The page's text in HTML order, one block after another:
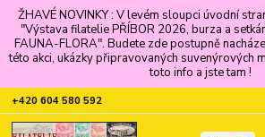
ŽHAVÉ NOVINKY : V levém sloupci úvodní
"Výstava filatelie PŘÍBOR 2026, burza a
FAUNA-FLORA". Budete zde postupně
této akci, ukázky připravovaných suvenýrových
toto info a jste tam !
+420 604 580 592